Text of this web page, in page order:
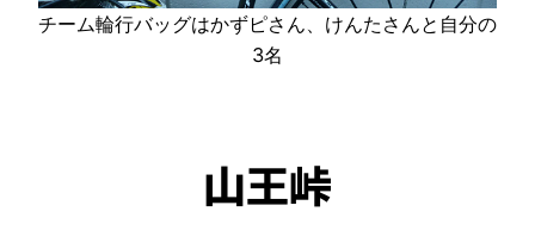
チーム輪行バッグはかずピさん、けんたさんと自分の
3名
山王峠